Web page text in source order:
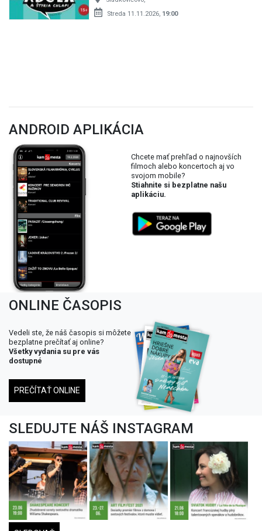
Streda 11.11.2026, 19:00
ANDROID APLIKÁCIA
Chcete mať prehľad o najnovších
filmoch alebo koncertoch aj vo
svojom mobile?
Stiahnite si bezplatne našu
aplikáciu.
ONLINE ČASOPIS
Vedeli ste, že náš časopis si môžete
bezplatne prečítať aj online?
Všetky vydania su pre vás
dostupné
PREČÍTAŤ ONLINE
SLEDUJTE NÁŠ INSTAGRAM